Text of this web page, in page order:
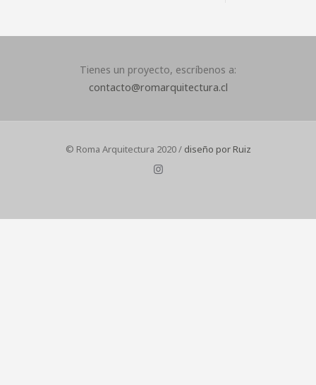
Tienes un proyecto, escríbenos a:
contacto@romarquitectura.cl
© Roma Arquitectura 2020 / diseño por Ruiz